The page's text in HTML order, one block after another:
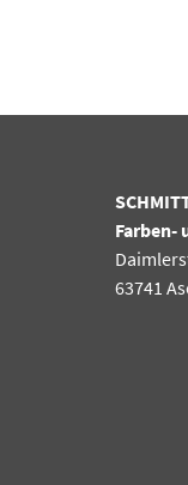
Farben-
63741